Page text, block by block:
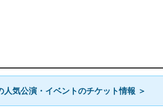
人気公演・イベントのチケット情報 ＞